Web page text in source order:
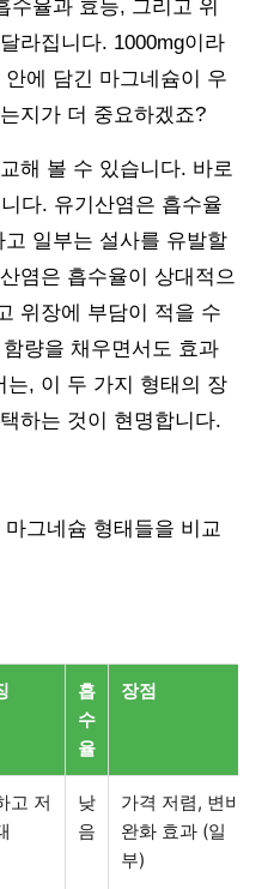
수율과 효능, 그리고 위
라집니다. 1000mg이라
에 담긴 마그네슘이 우
지가 더 중요하겠죠?
해 볼 수 있습니다. 바로
니다. 유기산염은 흡수율
일부는 설사를 유발할
염은 흡수율이 상대적으
위장에 부담이 적을 수
량을 채우면서도 효과
는, 이 두 가지 형태의 장
하는 것이 현명합니다.
그네슘 형태들을 비교
흡
수
율
장점
고 저
낮
음
가격 저렴, 변비
완화 효과 (일
부)